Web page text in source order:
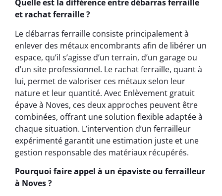
Quelle est la différence entre débarras ferraille
et rachat ferraille ?
Le débarras ferraille consiste principalement à
enlever des métaux encombrants afin de libérer un
espace, qu’il s’agisse d’un terrain, d’un garage ou
d’un site professionnel. Le rachat ferraille, quant à
lui, permet de valoriser ces métaux selon leur
nature et leur quantité. Avec Enlèvement gratuit
épave à Noves, ces deux approches peuvent être
combinées, offrant une solution flexible adaptée à
chaque situation. L’intervention d’un ferrailleur
expérimenté garantit une estimation juste et une
gestion responsable des matériaux récupérés.
Pourquoi faire appel à un épaviste ou ferrailleur
à Noves ?